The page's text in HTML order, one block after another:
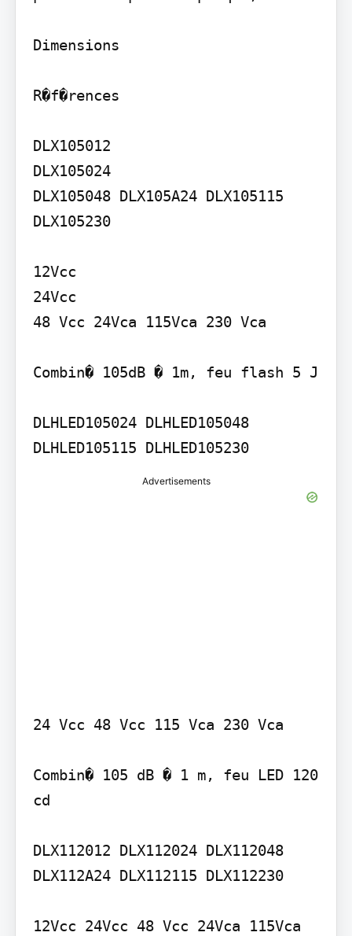
Dimensions
R�f�rences
DLX105012
DLX105024
DLX105048 DLX105A24 DLX105115
DLX105230
12Vcc
24Vcc
48 Vcc 24Vca 115Vca 230 Vca
Combin� 105dB � 1m, feu flash 5 J
DLHLED105024 DLHLED105048
DLHLED105115 DLHLED105230
Advertisements
24 Vcc 48 Vcc 115 Vca 230 Vca
Combin� 105 dB � 1 m, feu LED 120
cd
DLX112012 DLX112024 DLX112048
DLX112A24 DLX112115 DLX112230
12Vcc 24Vcc 48 Vcc 24Vca 115Vca